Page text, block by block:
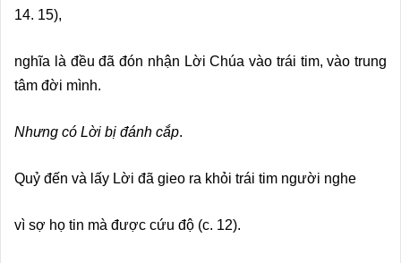
14. 15),
nghĩa là đều đã đón nhận Lời Chúa vào trái tim, vào trung
tâm đời mình.
Nhưng có Lời bị đánh cắp.
Quỷ đến và lấy Lời đã gieo ra khỏi trái tim người nghe
vì sợ họ tin mà được cứu độ (c. 12).